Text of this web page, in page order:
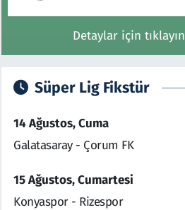
Detaylar için tıklayın
Süper Lig Fikstür
14 Ağustos, Cuma
Galatasaray - Çorum FK
15 Ağustos, Cumartesi
Konyaspor - Rizespor